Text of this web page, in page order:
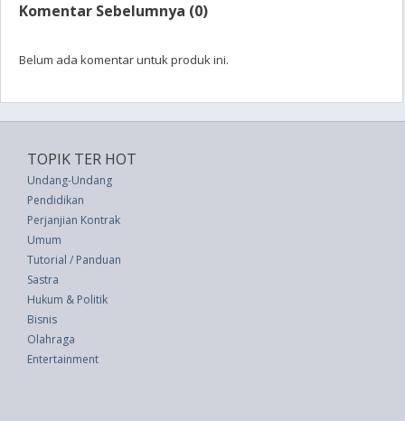
Komentar Sebelumnya (0)
Belum ada komentar untuk produk ini.
TOPIK TER HOT
Undang-Undang
Pendidikan
Perjanjian Kontrak
Umum
Tutorial / Panduan
Sastra
Hukum & Politik
Bisnis
Olahraga
Entertainment